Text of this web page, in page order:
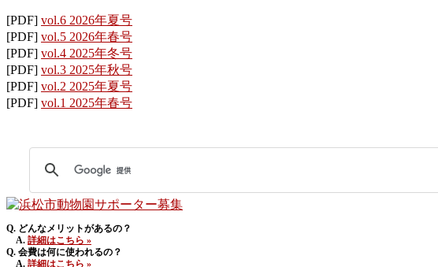
[PDF] vol.6 2026年夏号
[PDF] vol.5 2026年春号
[PDF] vol.4 2025年冬号
[PDF] vol.3 2025年秋号
[PDF] vol.2 2025年夏号
[PDF] vol.1 2025年春号
Q. どんなメリットがあるの？
A. 詳細はこちら »
Q. 会費は何に使われるの？
A. 詳細はこちら »